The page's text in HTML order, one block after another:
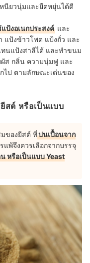
นียวนุ่มและยืดหยุ่นได้ดี
ป้งอเนกประสงค์ และ
แป้งข้าวโพด แป้งถั่ว และ
ทนแป้งสาลีได้ และทำขนม
ส กลิ่น ความนุ่มฟู และ
ไป ตามลักษณะเด่นของ
สต์ หรือเป็นแบบ
ของยีสต์ ที่ปนเปื้อนจาก
แพ้จึงควรเลือกจากบรรจุ
หรือเป็นแบบ Yeast